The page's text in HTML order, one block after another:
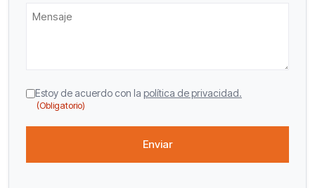
CAPTCHA
Consentimiento
(Obligatorio)
Estoy de acuerdo con la política de privacidad.
(Obligatorio)